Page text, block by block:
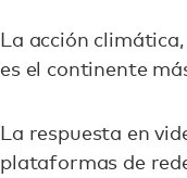
La acción
es el continente
La respuesta en
plataformas de